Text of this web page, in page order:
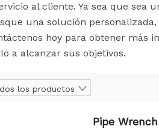
al cliente. Ya sea que sea
una solución
hoy para obtener más
a alcanzar sus objetivos.
los productos
Pipe